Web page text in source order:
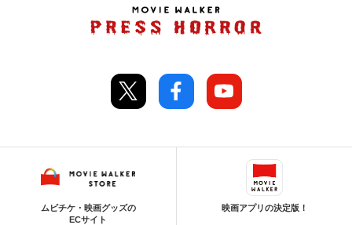
ムビチケ・映画グッズの
ECサイト
映画アプリの決定版！